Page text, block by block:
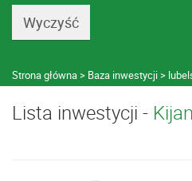
Strona główna Baza inwestycji
Lista inwestycji -